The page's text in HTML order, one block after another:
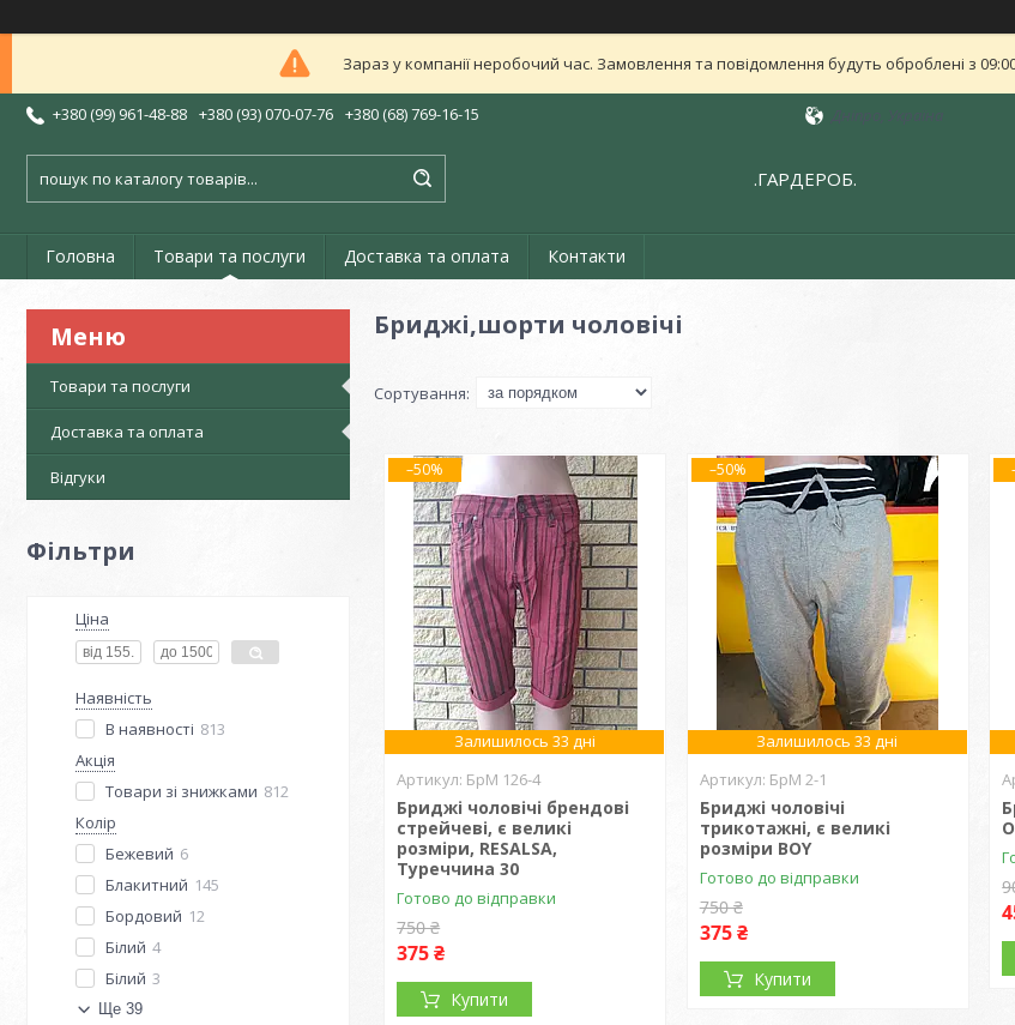
Зараз у компанії неробочий час. Замовлення та повідомлення будуть оброблені з
+380 (99) 961-48-88 +380 (93) 070-07-76 +380 (68) 769-16-15
.ГАРДЕРОБ.
Головна Товари та послуги Доставка та оплата Контакти
Товари та послуги
Доставка та оплата
Відгуки
Фільтри
Ціна
Наявність
В наявності 813
Акція
Товари зі знижками 812
Колір
Бежевий 6
Блакитний 145
Бордовий 12
Білий 4
Білий 3
Ще 39
Бриджі,шорти чоловічі
–50%
Залишилось 33 дні
БрМ 126-4
Бриджі чоловічі брендові
стрейчеві, є великі
розміри, RESALSA,
Туреччина 30
Готово до відправки
750 ₴
375 ₴
Купити
–50%
Залишилось 33 дні
БрМ 2-1
Бриджі чоловічі
трикотажні, є великі
розміри BOY
Готово до відправки
750 ₴
375 ₴
Купити